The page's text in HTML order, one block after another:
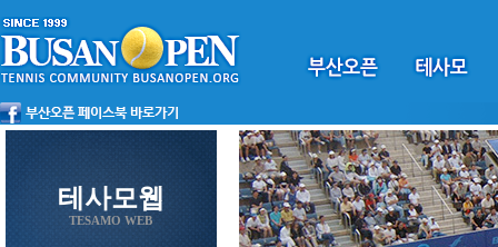
테사모웹
TESAMO WEB